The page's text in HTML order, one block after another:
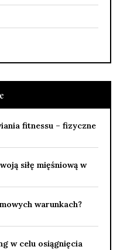
fitnessu – fizyczne
siłę mięśniową w
warunkach?
w celu osiągnięcia